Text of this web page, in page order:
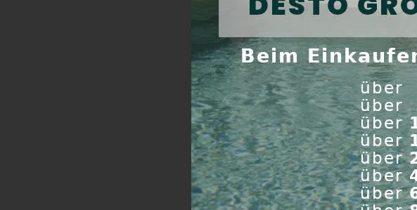
Preis inkl. Mwst: 22,00 €
Kaufen
Pontec PondoCompact 300iL
- Zimmerbrunnenpumpe
Pontec